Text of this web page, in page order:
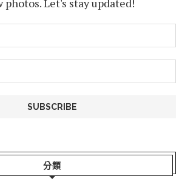
photos. Let's stay updated!
分類